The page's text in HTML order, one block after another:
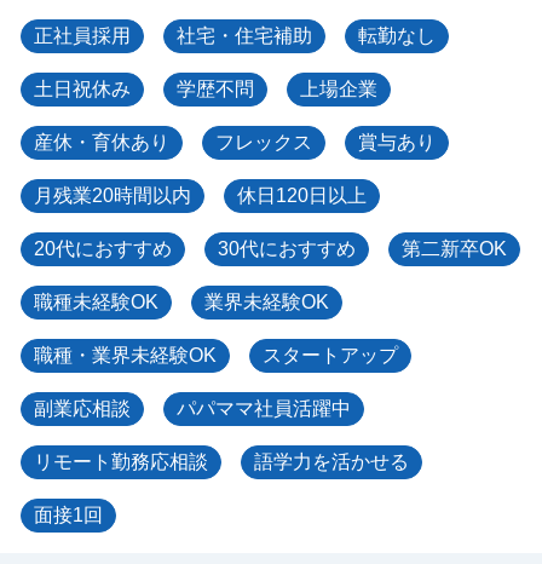
正社員採用 社宅・住宅補助 転勤なし
土日祝休み 学歴不問 上場企業
産休・育休あり フレックス 賞与あり
月残業20時間以内 休日120日以上
20代におすすめ 30代におすすめ 第二新卒OK
職種未経験OK 業界未経験OK
職種・業界未経験OK スタートアップ
副業応相談 パパママ社員活躍中
リモート勤務応相談 語学力を活かせる
面接1回